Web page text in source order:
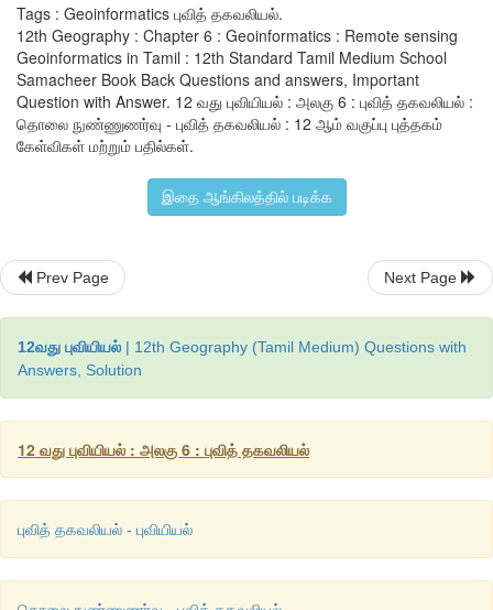
• படிகப்படம் வரைதல் மற்றும் அவற்றின் கண்காணிப்பு
• புவிப்பேரிடர் படம் வரைதல் போன்றவையாகும்
தெரிந்து தெளிவோம்
தமிழ்நாடின் 18 வயது மாணவரால் வடிவமைக்கப்பட்ட
Tags : Geoinformatics புவித் தகவலியல்.
12th Geography : Chapter 6 : Geoinformatics : Remote sensing
Geoinformatics in Tamil : 12th Standard Tamil Medium School
Samacheer Book Back Questions and answers, Important
Question with Answer. 12 வது புவியியல் : அலகு 6 : புவித் தகவலியல் :
தொலை நுண்ணுணர்வு - புவித் தகவலியல் : 12 ஆம் வகுப்பு புத்தகம்
கேள்விகள் மற்றும் பதில்கள்.
இதை ஆங்கிலத்தில் படிக்க
Prev Page Next Page
12வது புவியியல் | 12th Geography (Tamil Medium) Questions with
Answers, Solution
12 வது புவியியல் : அலகு 6 : புவித் தகவலியல்
புவித் தகவலியல் - புவியியல்